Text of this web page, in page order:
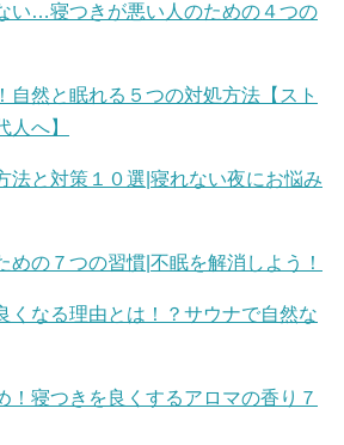
い…寝つきが悪い人のための４つの
自然と眠れる５つの対処方法【スト
人へ】
法と対策１０選|寝れない夜にお悩み
めの７つの習慣|不眠を解消しよう！
くなる理由とは！？サウナで自然な
！寝つきを良くするアロマの香り７